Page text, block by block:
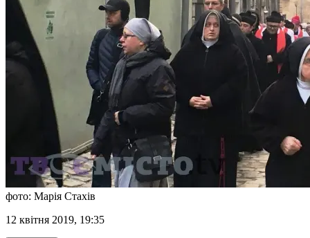
фото: Марія Стахів
12 квітня 2019, 19:35